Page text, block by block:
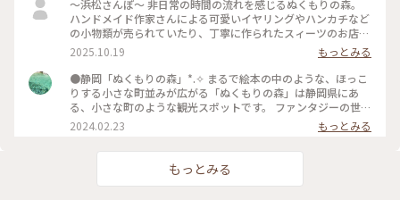
ぱいになります。 次はもう少し食べやすそうな「骨付きソーセ
ージ」を試してみよう。 デザートにジェラート。 今回は地元
の三日日（みっかび）みかん味をチョイス。 こちらも安心の
ちょうど良い美味しさ。
〜浜松さんぽ〜 非日常の時間の流れを感じるぬくもりの森。
ハンドメイド作家さんによる可愛いイヤリングやハンカチなど
の小物類が売られていたり、丁寧に作られたスィーツのお店が
数軒並ぶ可愛い森でした。 一番行きたかった森のチーズケー
キやさんにて、森のピクニックセットを注文。 パイやクロワッ
サンなどのパンを1つ コンソメやコーンスープなどから1つ ボ
トルチーズケーキを1つ のセットです。 どれもしっかりした味
で、だけどしつこくはなく大満足です。 浜松市の「シン・ハマ
マツ計画」の1つ浜松市役所に設置されたエヴァンゲリオン初
号機立像を見に行きました。 天竜エリアが「シン・エヴァン
目を集めていました。 浜松市役所（浜松市中央区元城町103-2
本館1階） 令和8年1月25日まで 平日8時半〜17時15 分 土日
祝10時〜16時 とホームページには記載されています。 #私の
2025.10.19
もっとみる
●静岡「ぬくもりの森」*⁠.⁠✧ まるで絵本の中のような、ほっこ
りする小さな町並みが広がる「ぬくもりの森」は静岡県にあ
る、小さな町のような観光スポットです。 ファンタジーの世界
からそのまま出てきたようなレストランや雑貨屋さん、カフェ
に癒やされるのはもちろん、この町にはいろいろな所に楽しめ
る仕掛けが隠れています。足元にひっそりある扉の中にウサギ
のぬいぐるみが寝ていたり、手すりにハートがあったりと、見
つけたら子供も大人も顔がほころぶような隠し要素があり、私
2024.02.23 もっとみる
もっとみる